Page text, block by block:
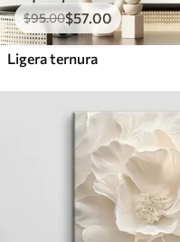
$95.00$57.00
Ligera ternura